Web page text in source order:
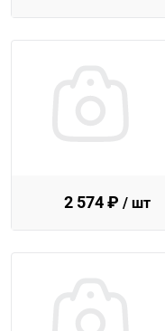
2 574 ₽ / шт